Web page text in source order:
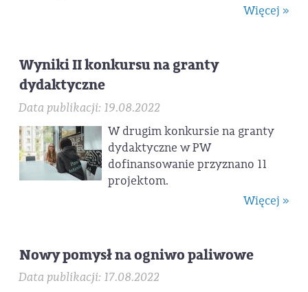
Więcej »
Wyniki II konkursu na granty
dydaktyczne
Data publikacji: 19.08.2022
W drugim konkursie na granty
dydaktyczne w PW
dofinansowanie przyznano 11
projektom.
Więcej »
Nowy pomysł na ogniwo paliwowe
Data publikacji: 17.08.2022